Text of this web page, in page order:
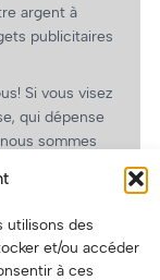
utilisons des
et/ou accéder
à ces
argent à
publicitaires
Si vous visez
qui dépense
sommes
les